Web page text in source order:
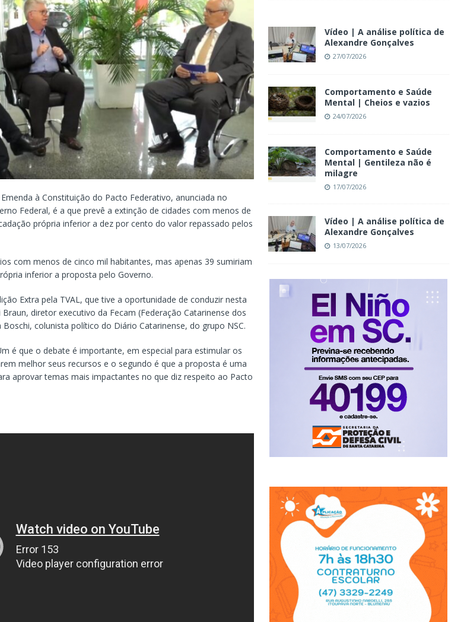
à Constituição do Pacto Federativo, anunciada no
Federal, é a que prevê a extinção de cidades com menos de
própria inferior a dez por cento do valor repassado pelos
com menos de cinco mil habitantes, mas apenas 39 sumiriam
inferior a proposta pelo Governo.
Extra pela TVAL, que tive a oportunidade de conduzir nesta
diretor executivo da Fecam (Federação Catarinense dos
colunista político do Diário Catarinense, do grupo NSC.
é que o debate é importante, em especial para estimular os
melhor seus recursos e o segundo é que a proposta é uma
aprovar temas mais impactantes no que diz respeito ao Pacto
Vídeo | A análise política de
Alexandre Gonçalves
27/07/2026
Comportamento e Saúde
Mental | Cheios e vazios
24/07/2026
Comportamento e Saúde
Mental | Gentileza não é
milagre
17/07/2026
Vídeo | A análise política de
Alexandre Gonçalves
13/07/2026